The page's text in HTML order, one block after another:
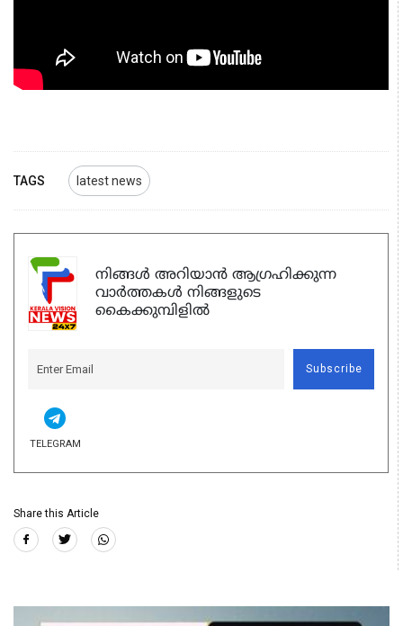
TAGS latest news
നിങ്ങൾ അറിയാൻ ആഗ്രഹിക്കുന്ന
വാർത്തകൾ നിങ്ങളുടെ
കൈക്കുമ്പിളിൽ
Subscribe
TELEGRAM
Share this Article